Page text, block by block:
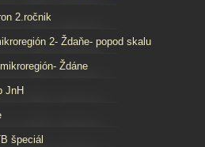
2.ročnik
2- Ždaňe- popod skalu
Ždáne
JnH
špeciál